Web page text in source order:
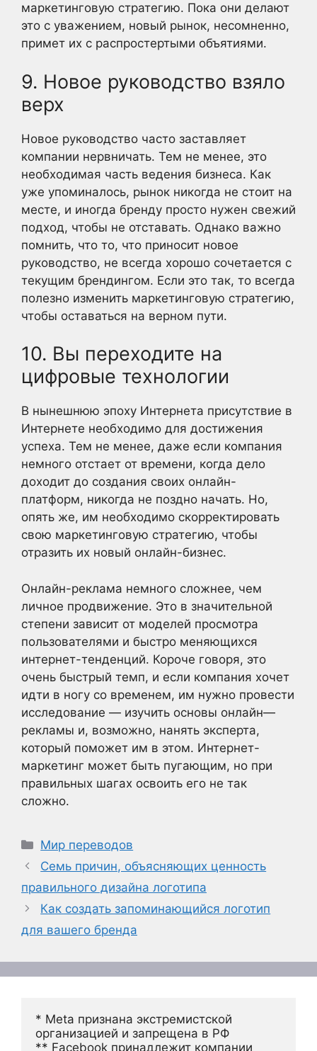
маркетинговую стратегию. Пока они делают
это с уважением, новый рынок, несомненно,
примет их с распростертыми объятиями.
9. Новое руководство взяло
верх
Новое руководство часто заставляет
компании нервничать. Тем не менее, это
необходимая часть ведения бизнеса. Как
уже упоминалось, рынок никогда не стоит на
месте, и иногда бренду просто нужен свежий
подход, чтобы не отставать. Однако важно
помнить, что то, что приносит новое
руководство, не всегда хорошо сочетается с
текущим брендингом. Если это так, то всегда
полезно изменить маркетинговую стратегию,
чтобы оставаться на верном пути.
10. Вы переходите на
цифровые технологии
В нынешнюю эпоху Интернета присутствие в
Интернете необходимо для достижения
успеха. Тем не менее, даже если компания
немного отстает от времени, когда дело
доходит до создания своих онлайн-
платформ, никогда не поздно начать. Но,
опять же, им необходимо скорректировать
свою маркетинговую стратегию, чтобы
отразить их новый онлайн-бизнес.
Онлайн-реклама немного сложнее, чем
личное продвижение. Это в значительной
степени зависит от моделей просмотра
пользователями и быстро меняющихся
интернет-тенденций. Короче говоря, это
очень быстрый темп, и если компания хочет
идти в ногу со временем, им нужно провести
исследование — изучить основы онлайн—
рекламы и, возможно, нанять эксперта,
который поможет им в этом. Интернет-
маркетинг может быть пугающим, но при
правильных шагах освоить его не так
сложно.
Рубрики
Мир переводов
Семь причин, объясняющих ценность
правильного дизайна логотипа
Как создать запоминающийся логотип
для вашего бренда
* Meta признана экстремистской
организацией и запрещена в РФ
** Facebook принадлежит компании